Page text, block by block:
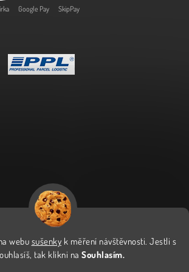
webu sušenky k měření návštěvnosti. Jestli s
tak klikni naSouhlasím.
Google Pay SkipPay
Vytvořil Shoptet